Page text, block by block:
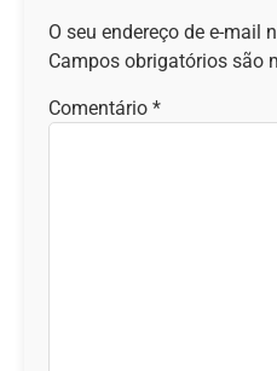
O seu endereço de e-mail
Campos obrigatórios são
Comentário *